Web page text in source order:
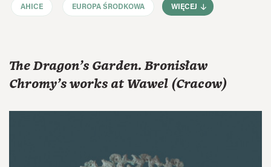
AHICE EUROPA ŚRODKOWA WIĘCEJ
The Dragon's Garden. Bronisław
Chromy's works at Wawel (Cracow)